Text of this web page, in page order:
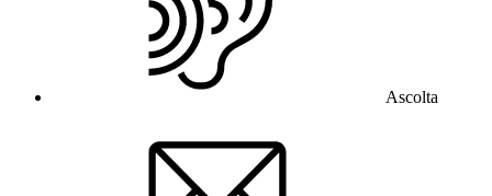
Ascolta